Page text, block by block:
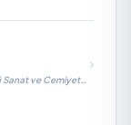
Sanat ve Cemiyet